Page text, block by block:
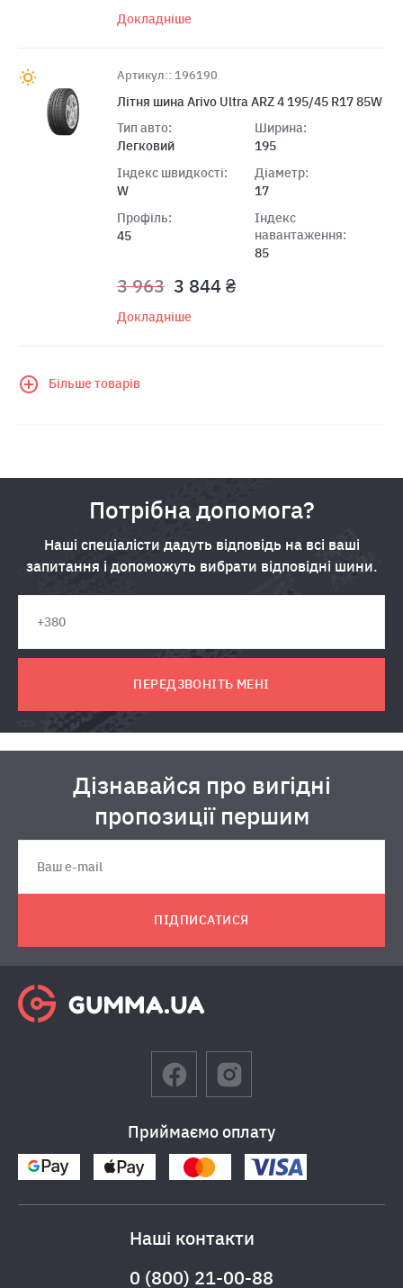
Докладніше
Артикул:: 196190
Лiтня шина Arivo Ultra ARZ 4 195/45 R17 85W
Тип авто:
Легковий
Індекс швидкості:
W
Профіль:
45
Ширина:
195
Діаметр:
17
Індекс
навантаження:
85
3 963 3 844 ₴
Докладніше
Більше товарів
Потрібна допомога?
Наші спеціалісти дадуть відповідь на всі ваші
запитання і допоможуть вибрати відповідні шини.
ПЕРЕДЗВОНІТЬ МЕНІ
Дізнавайся про вигідні
пропозиції першим
ПІДПИСАТИСЯ
Приймаємо оплату
Наші контакти
0 (800) 21-00-88